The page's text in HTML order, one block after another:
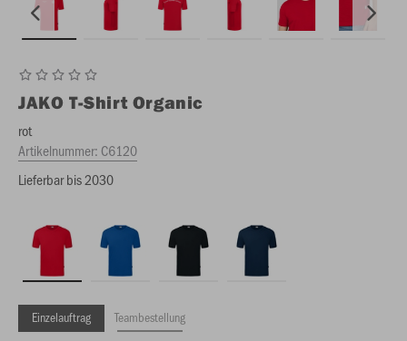
JAKO T-Shirt Organic
rot
Artikelnummer: C6120
Lieferbar bis 2030
Einzelauftrag Teambestellung